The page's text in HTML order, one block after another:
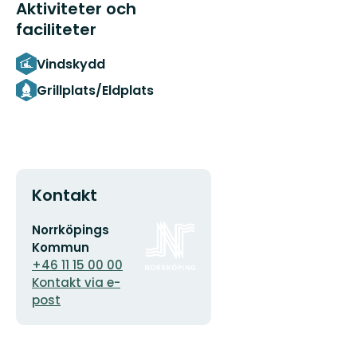
Aktiviteter och
faciliteter
Vindskydd
Grillplats/Eldplats
Kontakt
E-
postadress
Norrköpings
Kommun
+46 11 15 00 00
Kontakt via e-
post